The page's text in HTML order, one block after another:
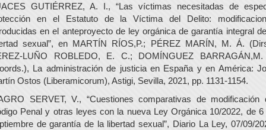
GUTIÉRREZ, A. I., “Las víctimas necesitadas de
en el Estatuto de la Víctima del Delito:
en el anteproyecto de ley orgánica de garantía integral
sexual”, en MARTÍN RÍOS,P.; PÉREZ MARÍN, M. Á.
LUÑO ROBLEDO, E. C.; DOMÍNGUEZ
La administración de justicia en España y en América:
Ostos (Liberamicorum), Astigi, Sevilla, 2021, pp. 1131-1154.
SERVET, V., “Cuestiones comparativas de modificación
Penal y otras leyes con la nueva Ley Orgánica 10/2022, de 6
de garantía de la libertad sexual”, Diario La Ley, 07/09/